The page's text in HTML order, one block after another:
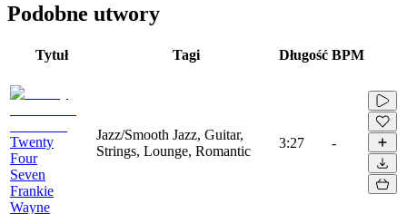
Podobne utwory
Tytuł Tagi Długość BPM
Twenty
Four
Seven
Frankie
Wayne
Jazz/Smooth Jazz, Guitar,
Strings, Lounge, Romantic
3:27 -